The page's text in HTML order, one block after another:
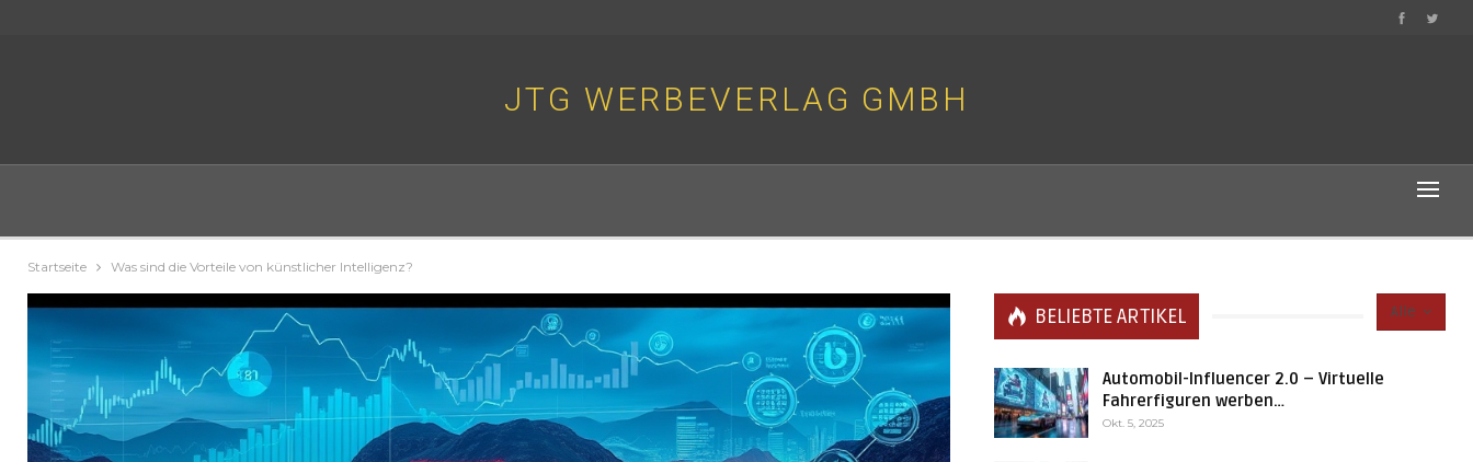
JTG WERBEVERLAG GMBH
Startseite Was sind die Vorteile von künstlicher Intelligenz?
Alle
BELIEBTE ARTIKEL
Automobil-Influencer 2.0 – Virtuelle
Fahrerfiguren werben…
Okt. 5, 2025